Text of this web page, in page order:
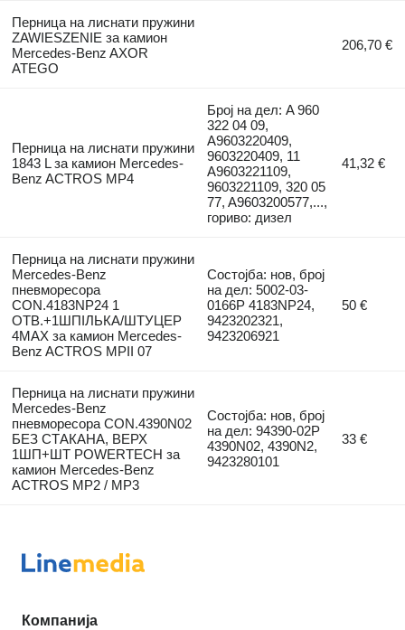
Перница на лиснати пружини
ZAWIESZENIE за камион
Mercedes-Benz AXOR
ATEGO
206,70 €
Перница на лиснати пружини
1843 L за камион Mercedes-
Benz ACTROS MP4
Број на дел: A 960
322 04 09,
A9603220409,
9603220409, 11
A9603221109,
9603221109, 320 05
77, A9603200577,...,
гориво: дизел
41,32 €
Перница на лиснати пружини
Mercedes-Benz
пневморесора
CON.4183NP24 1
ОТВ.+1ШПІЛЬКА/ШТУЦЕР
4MAX за камион Mercedes-
Benz ACTROS MPII 07
Состојба: нов, број
на дел: 5002-03-
0166P 4183NP24,
9423202321,
9423206921
50 €
Перница на лиснати пружини
Mercedes-Benz
пневморесора CON.4390N02
БЕЗ СТАКАНА, ВЕРХ
1ШП+ШТ POWERTECH за
камион Mercedes-Benz
ACTROS MP2 / MP3
Состојба: нов, број
на дел: 94390-02P
4390N02, 4390N2,
9423280101
33 €
Компанија